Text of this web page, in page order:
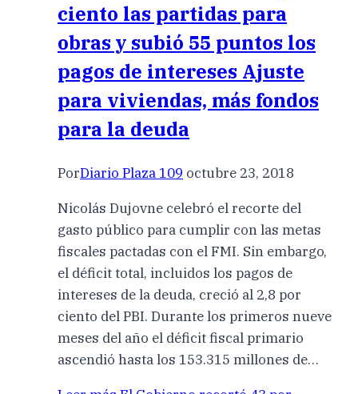
ciento las partidas para
obras y subió 55 puntos los
pagos de intereses Ajuste
para viviendas, más fondos
para la deuda
PorDiario Plaza 109 octubre 23, 2018
Nicolás Dujovne celebró el recorte del
gasto público para cumplir con las metas
fiscales pactadas con el FMI. Sin embargo,
el déficit total, incluidos los pagos de
intereses de la deuda, creció al 2,8 por
ciento del PBI. Durante los primeros nueve
meses del año el déficit fiscal primario
ascendió hasta los 153.315 millones de…